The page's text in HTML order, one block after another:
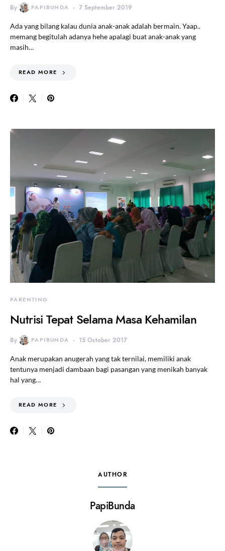
By PAPIBUNDA 7 September 2019
Ada yang bilang kalau dunia anak-anak adalah bermain. Yaap..
memang begitulah adanya hehe apalagi buat anak-anak yang
masih…
READ MORE
PARENTING
Nutrisi Tepat Selama Masa Kehamilan
By PAPIBUNDA 15 October 2017
Anak merupakan anugerah yang tak ternilai, memiliki anak
tentunya menjadi dambaan bagi pasangan yang menikah banyak
hal yang…
READ MORE
AUTHOR
PapiBunda